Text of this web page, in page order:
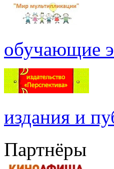
обучающие
издания и
Партнёры